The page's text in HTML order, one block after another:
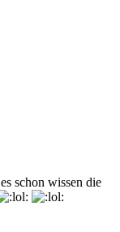
schon wissen die